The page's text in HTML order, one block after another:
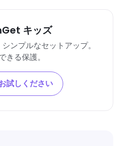
キッズ
ンプルなセットアップ。
きる保護。
試しください